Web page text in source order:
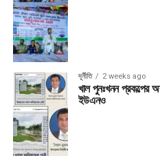
দূর্নীতি 2 weeks ago
খাল পুনঃখনন প্রকল্পের
ইউএনও